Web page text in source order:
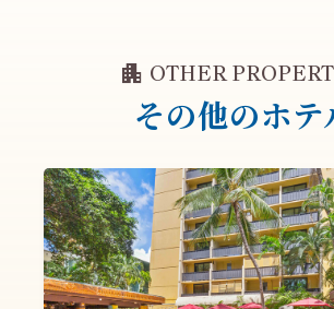
apartment OTHER
その他のホテ